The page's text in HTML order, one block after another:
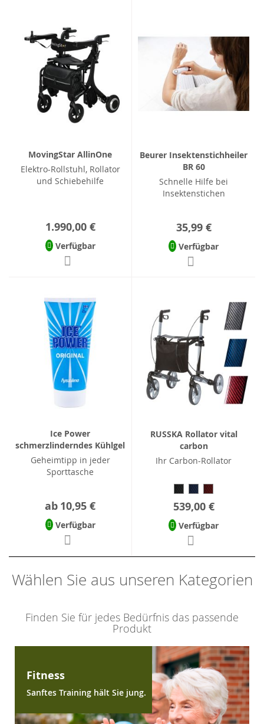
MovingStar AllinOne
Elektro-Rollstuhl, Rollator
und Schiebehilfe
1.990,00 €
Verfügbar
Beurer Insektenstichheiler
BR 60
Schnelle Hilfe bei
Insektenstichen
35,99 €
Verfügbar
Ice Power
schmerzlinderndes Kühlgel
Geheimtipp in jeder
Sporttasche
ab 10,95 €
Verfügbar
RUSSKA Rollator vital
carbon
Ihr Carbon-Rollator
539,00 €
Verfügbar
Wählen Sie aus unseren Kategorien
Finden Sie für jedes Bedürfnis das passende
Produkt
Fitness
Sanftes Training hält Sie jung.